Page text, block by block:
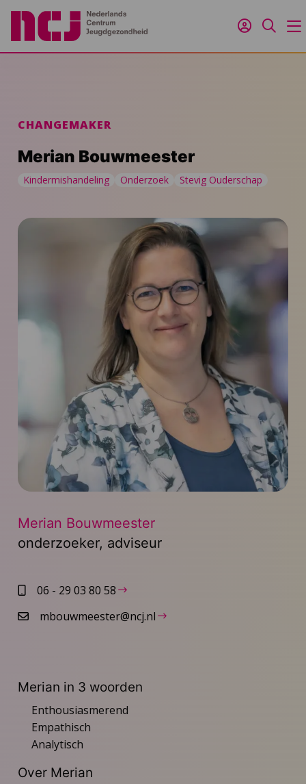
Inloggen
Zoeken
CHANGEMAKER
Merian Bouwmeester
Kindermishandeling Onderzoek Stevig Ouderschap
Merian Bouwmeester
onderzoeker, adviseur
06 - 29 03 80 58
mbouwmeester@ncj.nl
Merian in 3 woorden
Enthousiasmerend
Empathisch
Analytisch
Over Merian